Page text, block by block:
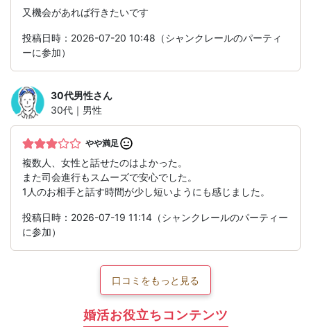
又機会があれば行きたいです
投稿日時：2026-07-20 10:48（シャンクレールのパーティ
ーに参加）
30代男性さん
30代｜男性
やや満足
複数人、女性と話せたのはよかった。
また司会進行もスムーズで安心でした。
1人のお相手と話す時間が少し短いようにも感じました。
投稿日時：2026-07-19 11:14（シャンクレールのパーティー
に参加）
口コミをもっと見る
婚活お役立ちコンテンツ